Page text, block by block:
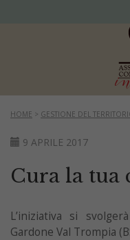
HOME > GESTIONE DEL
9 APRILE 2017
Cura la tua
L’iniziativa si
Gardone Val Trompia